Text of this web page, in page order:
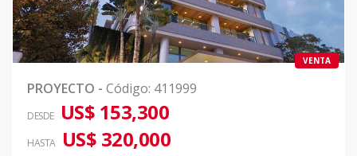
VENTA
PROYECTO - Código: 411999
DESDE US$ 153,300
HASTA US$ 320,000